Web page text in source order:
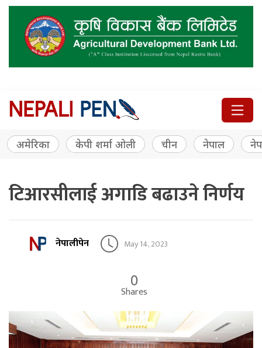
अमेरिका केपी शर्मा ओली चीन नेपाल
टिआरसीलाई अगाडि बढाउने निर्णय
नेपालीपेन May 14, 2023
0
Shares